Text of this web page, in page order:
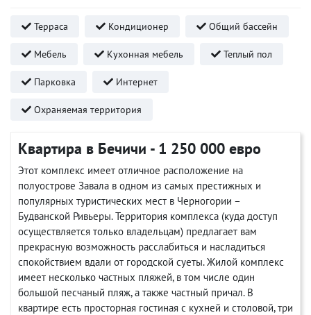
Терраса Кондиционер Общий бассейн
Мебель Кухонная мебель Теплый пол
Парковка Интернет
Охраняемая территория
Квартира в Бечичи - 1 250 000 евро
Этот комплекс имеет отличное расположение на
полуострове Завала в одном из самых престижных и
популярных туристических мест в Черногории –
Будванской Ривьеры. Территория комплекса (куда доступ
осуществляется только владельцам) предлагает вам
прекрасную возможность расслабиться и насладиться
спокойствием вдали от городской суеты. Жилой комплекс
имеет несколько частных пляжей, в том числе один
большой песчаный пляж, а также частный причал. В
квартире есть просторная гостиная с кухней и столовой, три